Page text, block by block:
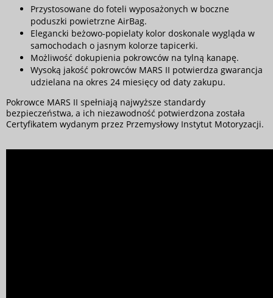
Przystosowane do foteli wyposażonych w boczne
poduszki powietrzne AirBag.
Elegancki beżowo-popielaty kolor doskonale wygląda w
samochodach o jasnym kolorze tapicerki.
Możliwość dokupienia pokrowców na tylną kanapę.
Wysoką jakość pokrowców MARS II potwierdza gwarancja
udzielana na okres 24 miesięcy od daty zakupu.
Pokrowce MARS II spełniają najwyższe standardy
bezpieczeństwa, a ich niezawodność potwierdzona została
Certyfikatem wydanym przez Przemysłowy Instytut Motoryzacji.